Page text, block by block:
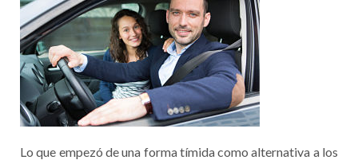
Lo que empezó de una forma tímida como alternativa a los